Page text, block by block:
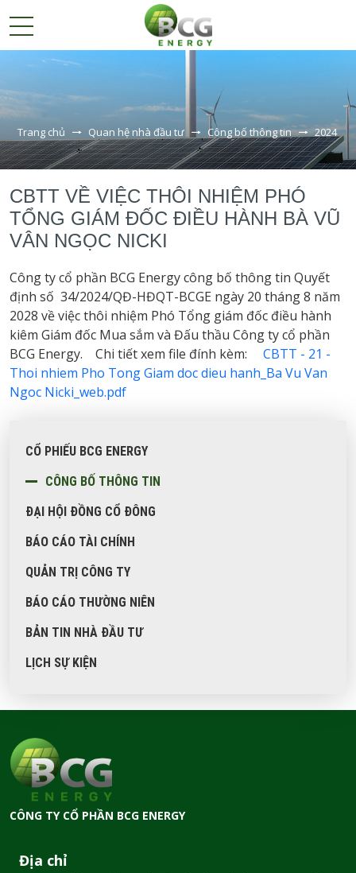
GIỚI
THIỆU
DỰ
ÁN
QUAN
HỆ
NHÀ
ĐẦU
Cổ phiếu BCG Energy
Công bố thông tin
Đại hội đồng cổ đông
Báo cáo tài chính
Báo cáo thường niên
Bản tin nhà đầu tư
Lịch sự kiện
TRIỂN
VỮNG
NGHỀ
NGHIỆP
LIÊN
HỆ
EN
Trang chủ Quan hệ nhà đầu tư Công bố thông tin 2024
CBTT VỀ VIỆC THÔI NHIỆM PHÓ
TỔNG GIÁM ĐỐC ĐIỀU HÀNH BÀ VŨ
VÂN NGỌC NICKI
Công ty cổ phần BCG Energy công bố thông tin Quyết
định số 34/2024/QĐ-HĐQT-BCGE ngày 20 tháng 8 năm
2028 về việc thôi nhiệm Phó Tổng giám đốc điều hành
kiêm Giám đốc Mua sắm và Đấu thầu Công ty cổ phần
BCG Energy.
Chi tiết xem file đính kèm:
CBTT - 21 -
Thoi nhiem Pho Tong Giam doc dieu hanh_Ba Vu Van
Ngoc Nicki_web.pdf
CỔ PHIẾU BCG ENERGY
CÔNG BỐ THÔNG TIN
ĐẠI HỘI ĐỒNG CỔ ĐÔNG
BÁO CÁO TÀI CHÍNH
QUẢN TRỊ CÔNG TY
BÁO CÁO THƯỜNG NIÊN
BẢN TIN NHÀ ĐẦU TƯ
LỊCH SỰ KIỆN
CÔNG TY CỔ PHẦN BCG ENERGY
Địa chỉ